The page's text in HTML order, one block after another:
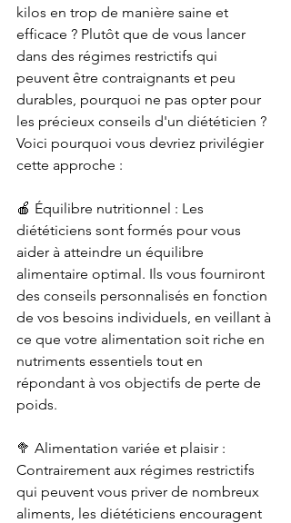
kilos en trop de manière saine et
efficace ? Plutôt que de vous lancer
dans des régimes restrictifs qui
peuvent être contraignants et peu
durables, pourquoi ne pas opter pour
les précieux conseils d'un diététicien ?
Voici pourquoi vous devriez privilégier
cette approche :
🍎 Équilibre nutritionnel : Les
diététiciens sont formés pour vous
aider à atteindre un équilibre
alimentaire optimal. Ils vous fourniront
des conseils personnalisés en fonction
de vos besoins individuels, en veillant à
ce que votre alimentation soit riche en
nutriments essentiels tout en
répondant à vos objectifs de perte de
poids.
🥦 Alimentation variée et plaisir :
Contrairement aux régimes restrictifs
qui peuvent vous priver de nombreux
aliments, les diététiciens encouragent